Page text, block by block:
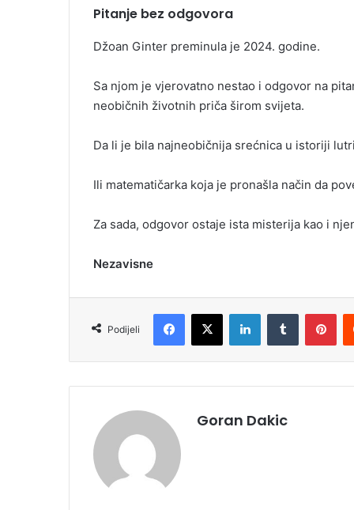
Pitanje bez odgovora
Džoan Ginter preminula je 2024. godine.
Sa njom je vjerovatno nestao i odgovor na
neobičnih životnih priča širom svijeta.
Da li je bila najneobičnija srećnica u istoriji
Ili matematičarka koja je pronašla način da
Za sada, odgovor ostaje ista misterija kao i
Nezavisne
Podijeli
Goran Dakic